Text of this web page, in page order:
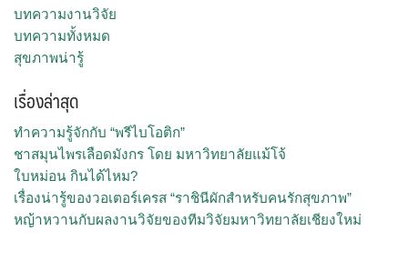
บทความงานวิจัย
บทความทั้งหมด
สุขภาพน่ารู้
เรื่องล่าสุด
ทำความรู้จักกับ “พรีไบโอติก”
ชาสมุนไพรเลือดมังกร โดย มหาวิทยาลัยแม้โจ้
ใบหม่อน กินได้ไหม?
เรื่องน่ารู้ของวอเตอร์เครส “ราชินีผักสำหรับคนรักสุขภาพ”
หญ้าหวานกับผลงานวิจัยของทีมวิจัยมหาวิทยาลัยเชียงใหม่